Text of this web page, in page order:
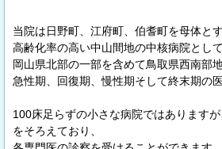
当院は日野町、江府町、伯耆町を母体と
高齢化率の高い中山間地の中核病院として
岡山県北部の一部を含めて鳥取県西南部
急性期、回復期、慢性期そして終末期の
100床足らずの小さな病院ではあります
をそろえており、